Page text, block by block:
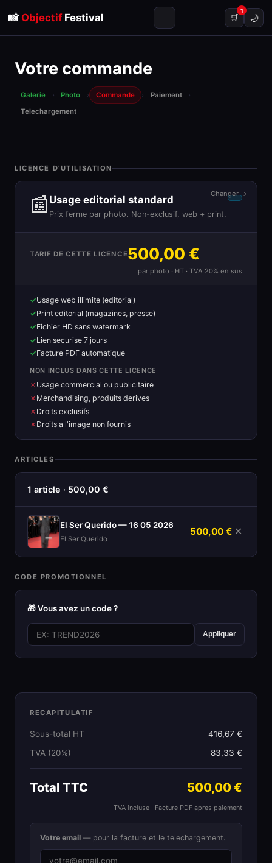
📸 ObjectifFestival 🛒
1
🌙
Votre commande
Galerie › Photo › Commande › Paiement
›
Telechargement
LICENCE D'UTILISATION
📰 Usage editorial standard
Prix ferme par photo. Non-exclusif, web + print.
Changer →
TARIF DE CETTE LICENCE500,00 €
par photo · HT · TVA 20% en sus
Usage web illimite (editorial)
Print editorial (magazines, presse)
Fichier HD sans watermark
Lien securise 7 jours
Facture PDF automatique
NON INCLUS DANS CETTE LICENCE
Usage commercial ou publicitaire
Merchandising, produits derives
Droits exclusifs
Droits a l'image non fournis
ARTICLES
1 article · 500,00 €
El Ser Querido — 16 05 2026
El Ser Querido
500,00 € ✕
CODE PROMOTIONNEL
🎁 Vous avez un code ?
Appliquer
RECAPITULATIF
Sous-total HT
416,67 €
TVA (20%)
83,33 €
Total TTC 500,00 €
TVA incluse · Facture PDF apres paiement
Votre email — pour la facture et le telechargement.